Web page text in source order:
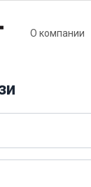
Main
О компании